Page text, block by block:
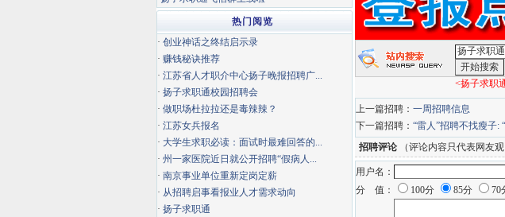
<扬子求职
上一篇招聘： 一周招聘信息
下一篇招聘： “雷人”招聘不找瘦子:
招聘评论 （评论内容只代表网友
用户名：
分 值：
100分 85分 70
热门阅览
· 创业神话之终结启示录
· 赚钱秘诀推荐
· 江苏省人才职介中心扬子晚报招聘广...
· 扬子求职通校园招聘会
· 做职场杜拉拉还是毒辣辣？
· 江苏女兵报名
· 大学生求职必读：面试时最难回答的...
· 州一家医院近日就公开招聘“假病人...
· 南京事业单位重新定岗定薪
· 从招聘启事看报业人才需求动向
· 扬子求职通